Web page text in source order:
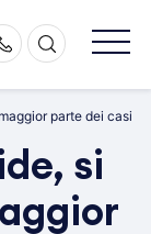
parte dei casi
si